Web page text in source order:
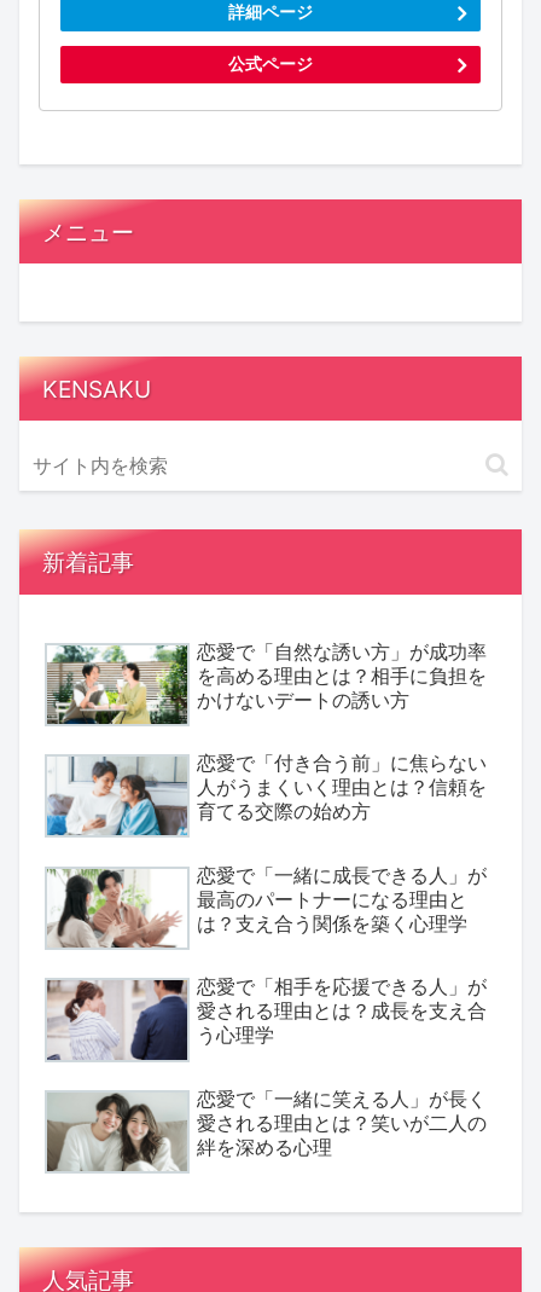
詳細ページ
公式ページ
メニュー
KENSAKU
新着記事
恋愛で「自然な誘い方」が成功率
を高める理由とは？相手に負担を
かけないデートの誘い方
恋愛で「付き合う前」に焦らない
人がうまくいく理由とは？信頼を
育てる交際の始め方
恋愛で「一緒に成長できる人」が
最高のパートナーになる理由と
は？支え合う関係を築く心理学
恋愛で「相手を応援できる人」が
愛される理由とは？成長を支え合
う心理学
恋愛で「一緒に笑える人」が長く
愛される理由とは？笑いが二人の
絆を深める心理
人気記事